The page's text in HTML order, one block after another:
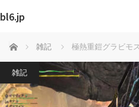
bl6.jp
ホーム 雑記 極熱重鎧グラビモ
雑記